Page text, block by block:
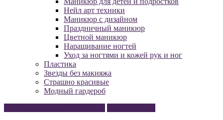
Нейл арт техники
Маникюр с дизайном
Праздничный маникюр
Цветной маникюр
Наращивание ногтей
Уход за ногтями и кожей рук и ног
Пластика
Звезды без макияжа
Страшно красивые
Модный гардероб